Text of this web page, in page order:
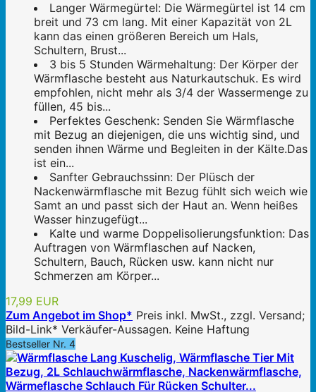
Langer Wärmegürtel: Die Wärmegürtel ist 14 cm
breit und 73 cm lang. Mit einer Kapazität von 2L
kann das einen größeren Bereich um Hals,
Schultern, Brust...
3 bis 5 Stunden Wärmehaltung: Der Körper der
Wärmflasche besteht aus Naturkautschuk. Es wird
empfohlen, nicht mehr als 3/4 der Wassermenge zu
füllen, 45 bis...
Perfektes Geschenk: Senden Sie Wärmflasche
mit Bezug an diejenigen, die uns wichtig sind, und
senden ihnen Wärme und Begleiten in der Kälte.Das
ist ein...
Sanfter Gebrauchssinn: Der Plüsch der
Nackenwärmflasche mit Bezug fühlt sich weich wie
Samt an und passt sich der Haut an. Wenn heißes
Wasser hinzugefügt...
Kalte und warme Doppelisolierungsfunktion: Das
Auftragen von Wärmflaschen auf Nacken,
Schultern, Bauch, Rücken usw. kann nicht nur
Schmerzen am Körper...
17,99 EUR
Zum Angebot im Shop* Preis inkl. MwSt., zzgl. Versand;
Bild-Link* Verkäufer-Aussagen. Keine Haftung
Bestseller Nr. 4